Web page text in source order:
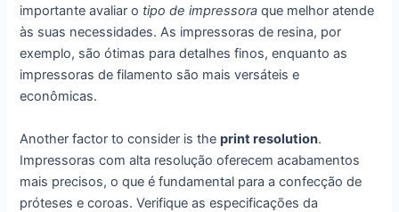
importante avaliar o tipo de impressora que melhor atende
às suas necessidades. As impressoras de resina, por
exemplo, são ótimas para detalhes finos, enquanto as
impressoras de filamento são mais versáteis e
econômicas.
Another factor to consider is theprint resolution.
Impressoras com alta resolução oferecem acabamentos
mais precisos, o que é fundamental para a confecção de
próteses e coroas. Verifique as especificações da